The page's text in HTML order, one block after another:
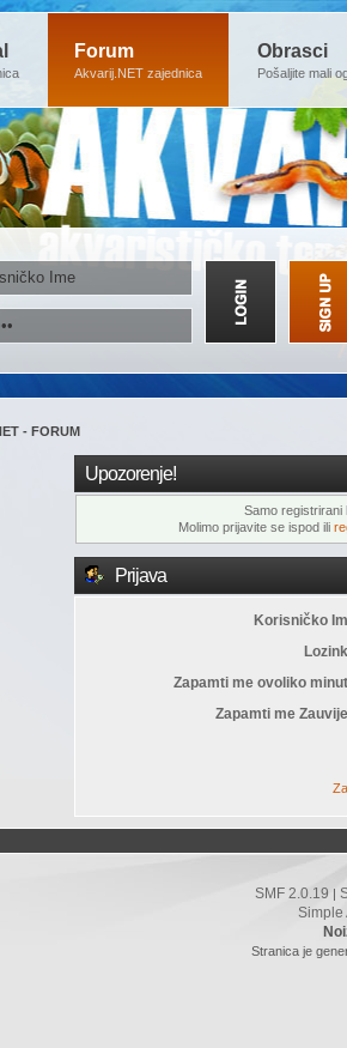
Forum
Akvarij.NET zajednica
Obrasci
Pošaljite mali
- FORUM
Upozorenje!
Samo registrirani
Molimo prijavite se ispod ili
Prijava
Korisničko
Zapamti me ovoliko
Zapamti me
SMF 2.0.19
Simple
Stranica je